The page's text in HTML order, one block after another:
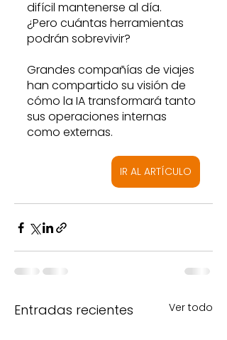
difícil mantenerse al día.
¿Pero cuántas herramientas
podrán sobrevivir?
Grandes compañías de viajes
han compartido su visión de
cómo la IA transformará tanto
sus operaciones internas
como externas.
IR AL ARTÍCULO
Entradas recientes Ver todo